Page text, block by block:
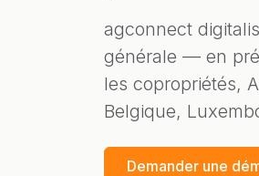
agconnect
générale — en
les copropriétés,
Belgique,
Demander une